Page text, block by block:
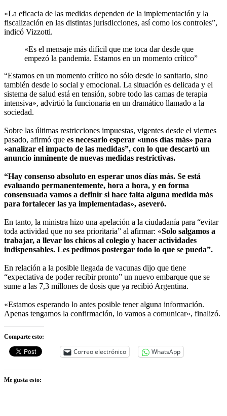
«La eficacia de las medidas dependen de la implementación y la
fiscalización en las distintas jurisdicciones, así como los controles”,
indicó Vizzotti.
«Es el mensaje más difícil que me toca dar desde que
empezó la pandemia. Estamos en un momento crítico”
“Estamos en un momento crítico no sólo desde lo sanitario, sino
también desde lo social y emocional. La situación es delicada y el
sistema de salud está en tensión, sobre todo las camas de terapia
intensiva», advirtió la funcionaria en un dramático llamado a la
sociedad.
Sobre las últimas restricciones impuestas, vigentes desde el viernes
pasado, afirmó que es necesario esperar «unos días más» para
«analizar el impacto de las medidas”, con lo que descartó un
anuncio inminente de nuevas medidas restrictivas.
“Hay consenso absoluto en esperar unos días más. Se está
evaluando permanentemente, hora a hora, y en forma
consensuada vamos a definir si hace falta alguna medida más
para fortalecer las ya implementadas», aseveró.
En tanto, la ministra hizo una apelación a la ciudadanía para “evitar
toda actividad que no sea prioritaria” al afirmar: «Solo salgamos a
trabajar, a llevar los chicos al colegio y hacer actividades
indispensables. Les pedimos postergar todo lo que se pueda”.
En relación a la posible llegada de vacunas dijo que tiene
“expectativa de poder recibir pronto” un nuevo embarque que se
sume a las 7,3 millones de dosis que ya recibió Argentina.
«Estamos esperando lo antes posible tener alguna información.
Apenas tengamos la confirmación, lo vamos a comunicar», finalizó.
Comparte esto:
Correo electrónico WhatsApp
Me gusta esto: